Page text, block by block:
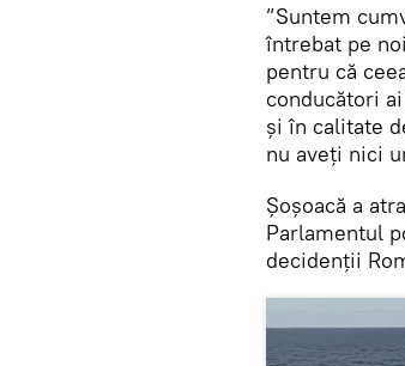
”Suntem
întrebat pe
pentru că
conducători
și în calitate
nu aveți nici
Șoșoacă a
Parlamentul
decidenții